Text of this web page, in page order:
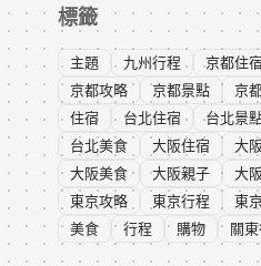
標籤
主題 九州行程 京都住
京都攻略
京都景點 京
住宿
台北住宿 台北景
台北美食
大阪住宿 大
大阪美食
大阪親子 大
東京攻略
東京行程 東
美食
行程 購物 關